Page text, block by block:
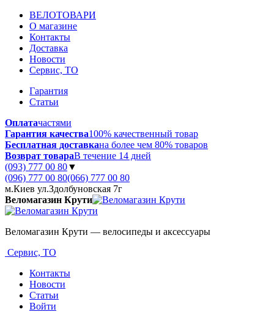
ВЕЛОТОВАРИ
О магазине
Контакты
Доставка
Новости
Сервис, ТО
Гарантия
Статьи
Оплатачастями
Гарантия качества100% качественный товар
Бесплатная доставкана более чем 80% товаров
Возврат товараВ течение 14 дней
(093) 777 00 80▼
(096) 777 00 80(066) 777 00 80
м.Киев ул.Здолбуновская 7г
Веломагазин Крути
Веломагазин Крути — велосипеды и аксессуары
Сервис, ТО
Контакты
Новости
Статьи
Войти